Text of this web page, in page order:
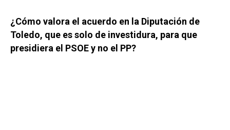
¿Cómo valora el acuerdo en la Diputación de
Toledo, que es solo de investidura, para que
presidiera el PSOE y no el PP?